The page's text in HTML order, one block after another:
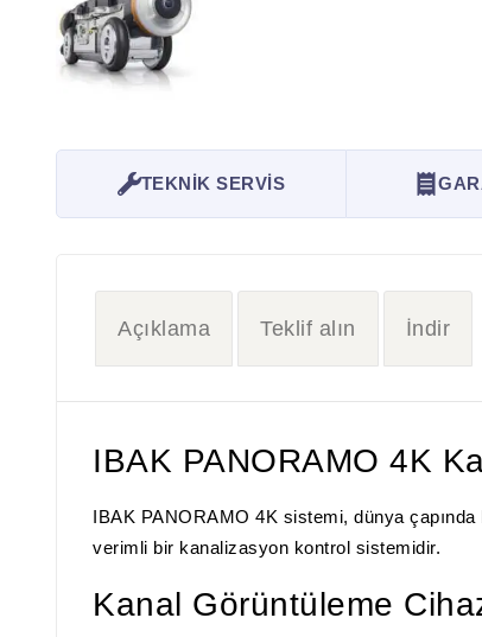
TEKNİK SERVİS
Açıklama Teklif alın İndir
IBAK PANORAMO 4K
IBAK PANORAMO 4K sistemi, dünya çapında
verimli bir kanalizasyon kontrol sistemidir.
Kanal Görüntüleme